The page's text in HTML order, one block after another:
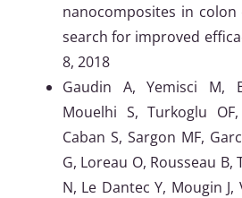
nanocomposites in
search for improved
8, 2018
Gaudin A, Yemisci M,
Mouelhi S, Turkoglu
Caban S, Sargon MF,
G, Loreau O, Rousseau
N, Le Dantec Y, Mougin J,